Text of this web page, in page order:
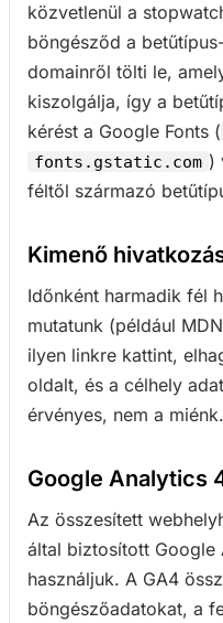
közvetlenül a
böngésződ a
domainről tölti le,
kiszolgálja, így a
kérést a Google Fonts (
fonts.gstatic.com )
féltől származó
Kimenő
Időnként harmadik fél
mutatunk (például
ilyen linkre kattint,
oldalt, és a célhely
érvényes, nem a miénk.
Google Analytics
Az összesített
által biztosított Google
használjuk. A GA4
böngészőadatokat, a